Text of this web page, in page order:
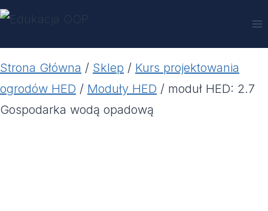
Przejdź
treści
Strona Główna / Sklep / Kurs projektowania
ogrodów HED / Moduły HED / moduł HED: 2.7
Gospodarka wodą opadową